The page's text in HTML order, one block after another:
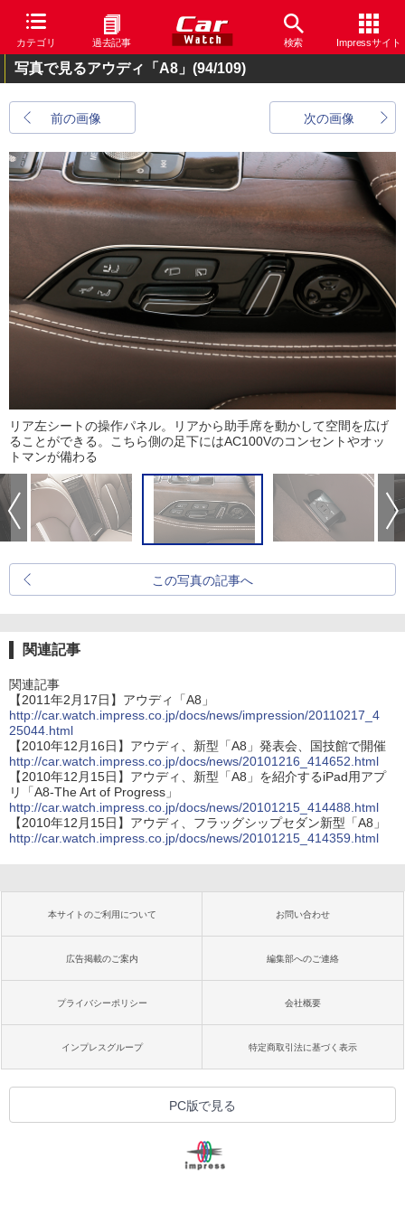
カテゴリ 過去記事 検索 Impressサイト
写真で見るアウディ「A8」 (94/109)
前の画像 次の画像
リア左シートの操作パネル。リアから助手席を動かして空間を広げ
ることができる。こちら側の足下にはAC100Vのコンセントやオッ
トマンが備わる
この写真の記事へ
関連記事
関連記事
【2011年2月17日】アウディ「A8」
http://car.watch.impress.co.jp/docs/news/impression/20110217_4
25044.html
【2010年12月16日】アウディ、新型「A8」発表会、国技館で開催
http://car.watch.impress.co.jp/docs/news/20101216_414652.html
【2010年12月15日】アウディ、新型「A8」を紹介するiPad用アプ
リ「A8-The Art of Progress」
http://car.watch.impress.co.jp/docs/news/20101215_414488.html
【2010年12月15日】アウディ、フラッグシップセダン新型「A8」
http://car.watch.impress.co.jp/docs/news/20101215_414359.html
本サイトのご利用について お問い合わせ
広告掲載のご案内 編集部へのご連絡
プライバシーポリシー 会社概要
インプレスグループ 特定商取引法に基づく表示
PC版で見る